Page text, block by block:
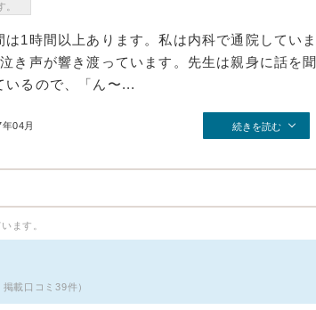
。
1時間以上あります。私は内科で通院していま
き声が響き渡っています。先生は親身に話を聞
いるので、「ん〜...
04月 続きを読む
ます。
載口コミ39件）